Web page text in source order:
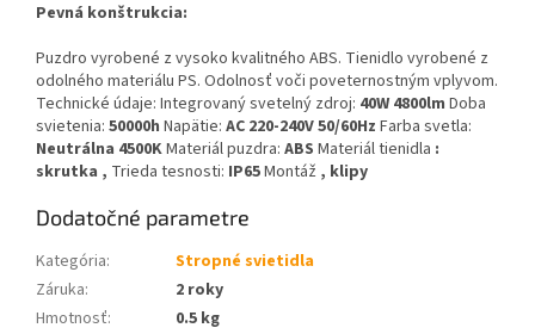
Pevná konštrukcia:
Puzdro vyrobené z vysoko kvalitného ABS. Tienidlo vyrobené z
odolného materiálu PS. Odolnosť voči poveternostným vplyvom.
Technické údaje: Integrovaný svetelný zdroj: 40W 4800lm Doba
svietenia: 50000h Napätie: AC 220-240V 50/60Hz Farba svetla:
Neutrálna 4500KMateriál puzdra: ABS Materiál tienidla :
skrutka , Trieda tesnosti: IP65Montáž , klipy
Dodatočné parametre
Kategória:
Stropné svietidla
Záruka:
2 roky
Hmotnosť:
0.5 kg